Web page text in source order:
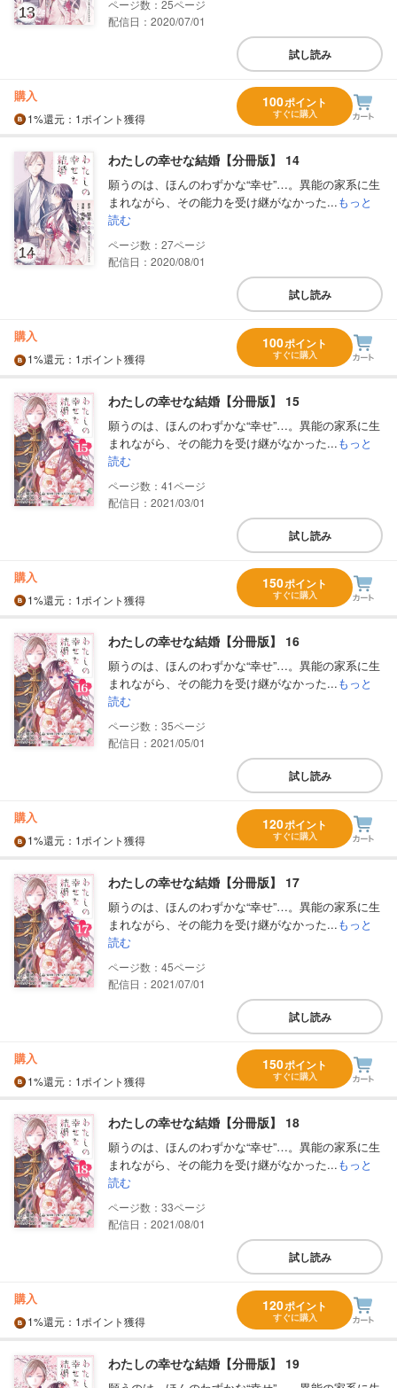
25
配信日：2020/07/01
試し読み
購入
1%還元 ：1ポイント獲得
100ポイント
すぐに購入
わたしの幸せな結婚【分冊版】 14
願うのは、ほんのわずかな“幸せ”…。異能の家系に生
まれながら、その能力を受け継がなかった...もっと
読む
27
配信日：2020/08/01
試し読み
購入
1%還元 ：1ポイント獲得
100ポイント
すぐに購入
わたしの幸せな結婚【分冊版】 15
願うのは、ほんのわずかな“幸せ”…。異能の家系に生
まれながら、その能力を受け継がなかった...もっと
読む
41
配信日：2021/03/01
試し読み
購入
1%還元 ：1ポイント獲得
150ポイント
すぐに購入
わたしの幸せな結婚【分冊版】 16
願うのは、ほんのわずかな“幸せ”…。異能の家系に生
まれながら、その能力を受け継がなかった...もっと
読む
35
配信日：2021/05/01
試し読み
購入
1%還元 ：1ポイント獲得
120ポイント
すぐに購入
わたしの幸せな結婚【分冊版】 17
願うのは、ほんのわずかな“幸せ”…。異能の家系に生
まれながら、その能力を受け継がなかった...もっと
読む
45
配信日：2021/07/01
試し読み
購入
1%還元 ：1ポイント獲得
150ポイント
すぐに購入
わたしの幸せな結婚【分冊版】 18
願うのは、ほんのわずかな“幸せ”…。異能の家系に生
まれながら、その能力を受け継がなかった...もっと
読む
33
配信日：2021/08/01
試し読み
購入
1%還元 ：1ポイント獲得
120ポイント
すぐに購入
わたしの幸せな結婚【分冊版】 19